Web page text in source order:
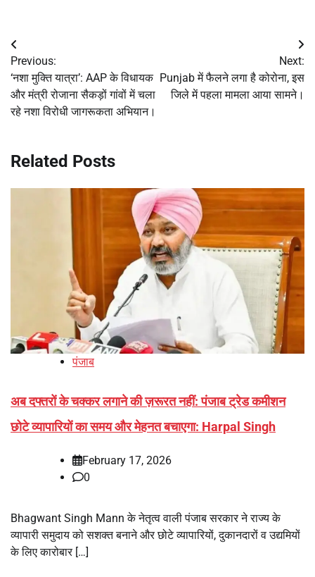
Post
navigation
Previous:
‘नशा मुक्ति यात्रा’: AAP के विधायक
और मंत्री रोजाना सैकड़ों गांवों में चला
रहे नशा विरोधी जागरूकता अभियान।
Next:
Punjab में फैलने लगा है कोरोना, इस
जिले में पहला मामला आया सामने।
Related Posts
पंजाब
अब दफ्तरों के चक्कर लगाने की ज़रूरत नहीं: पंजाब ट्रेड कमीशन
छोटे व्यापारियों का समय और मेहनत बचाएगा: Harpal Singh
February 17, 2026
0
Bhagwant Singh Mann के नेतृत्व वाली पंजाब सरकार ने राज्य के
व्यापारी समुदाय को सशक्त बनाने और छोटे व्यापारियों, दुकानदारों व उद्यमियों
के लिए कारोबार […]